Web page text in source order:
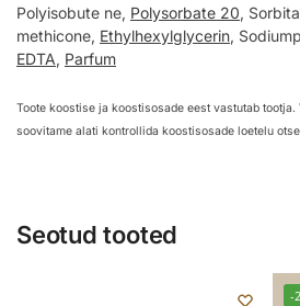
Polyisobute ne, Polysorbate 20,
methicone, Ethylhexylglycerin,
EDTA, Parfum
Toote koostise ja koostisosade eest vastutab
soovitame alati kontrollida koostisosade loetelu
Seotud tooted
-